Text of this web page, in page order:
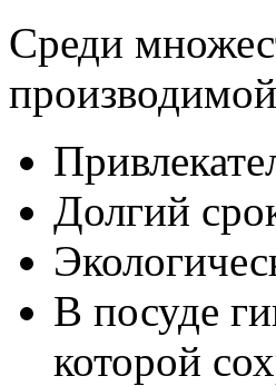
Среди
Долгий
В посуде
которой